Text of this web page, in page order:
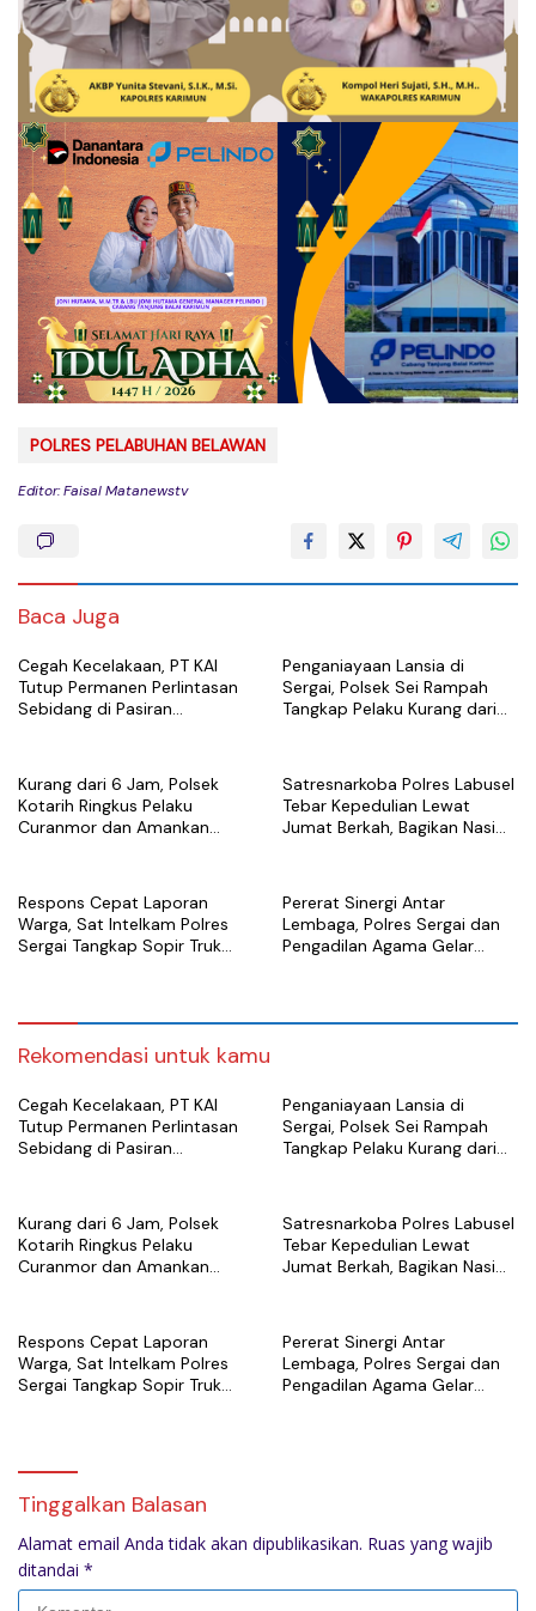
POLRES PELABUHAN BELAWAN
Editor: Faisal Matanewstv
Baca Juga
Cegah Kecelakaan, PT KAI
Tutup Permanen Perlintasan
Sebidang di Pasiran
Penganiayaan Lansia di
Sergai, Polsek Sei Rampah
Tangkap Pelaku Kurang dari
Kurang dari 6 Jam, Polsek
Kotarih Ringkus Pelaku
Curanmor dan Amankan
Satresnarkoba Polres Labusel
Tebar Kepedulian Lewat
Jumat Berkah, Bagikan Nasi
Respons Cepat Laporan
Warga, Sat Intelkam Polres
Sergai Tangkap Sopir Truk
Pererat Sinergi Antar
Lembaga, Polres Sergai dan
Pengadilan Agama Gelar
Rekomendasi untuk kamu
Cegah Kecelakaan, PT KAI
Tutup Permanen Perlintasan
Sebidang di Pasiran
Penganiayaan Lansia di
Sergai, Polsek Sei Rampah
Tangkap Pelaku Kurang dari
Kurang dari 6 Jam, Polsek
Kotarih Ringkus Pelaku
Curanmor dan Amankan
Satresnarkoba Polres Labusel
Tebar Kepedulian Lewat
Jumat Berkah, Bagikan Nasi
Respons Cepat Laporan
Warga, Sat Intelkam Polres
Sergai Tangkap Sopir Truk
Pererat Sinergi Antar
Lembaga, Polres Sergai dan
Pengadilan Agama Gelar
Tinggalkan Balasan
Alamat email Anda tidak akan dipublikasikan. Ruas yang wajib
ditandai *